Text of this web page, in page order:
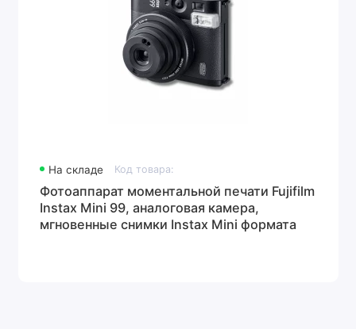
На складе Код товара:
Фотоаппарат моментальной печати Fujifilm
Instax Mini 99, аналоговая камера,
мгновенные снимки Instax Mini формата